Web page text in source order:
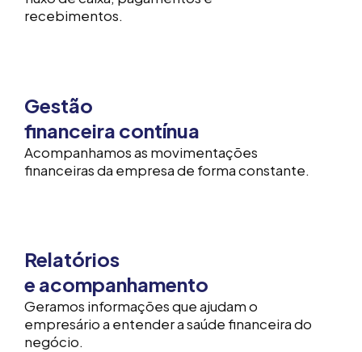
recebimentos.
Gestão
financeira contínua
Acompanhamos as movimentações
financeiras da empresa de forma constante.
Relatórios
e acompanhamento
Geramos informações que ajudam o
empresário a entender a saúde financeira do
negócio.